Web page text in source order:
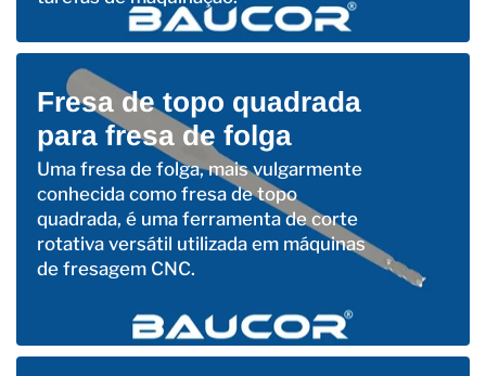
Fresa de topo quadrada
para fresa de folga
Uma fresa de folga, mais vulgarmente
conhecida como fresa de topo
quadrada, é uma ferramenta de corte
rotativa versátil utilizada em máquinas
de fresagem CNC.